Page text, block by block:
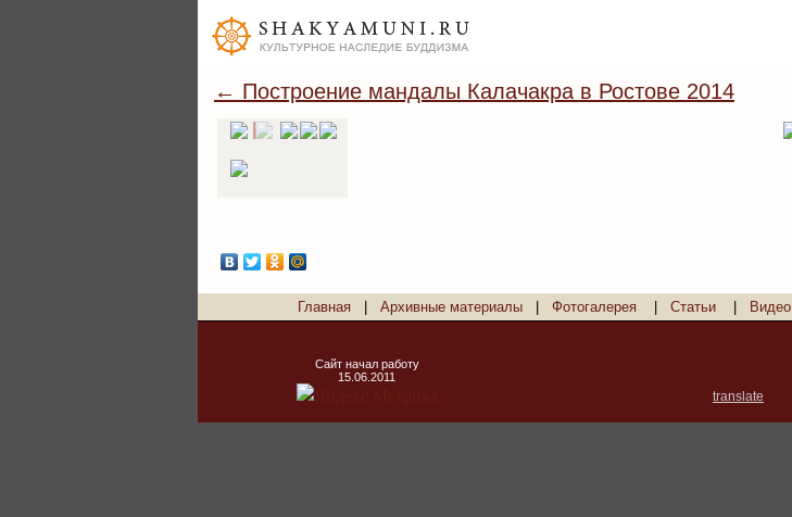
← Построение мандалы Калачакра в Ростове 2014
Главная Архивные материалы Фотогалерея Статьи Видео
Сайт начал работу
15.06.2011
translate